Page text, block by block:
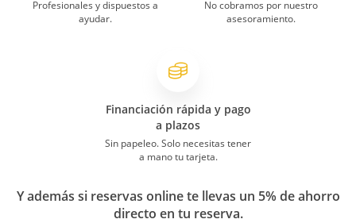
Profesionales y dispuestos a
ayudar.
No cobramos por nuestro
asesoramiento.
Financiación rápida y pago
a plazos
Sin papeleo. Solo necesitas tener
a mano tu tarjeta.
Y además si reservas online te llevas un 5% de ahorro
directo en tu reserva.